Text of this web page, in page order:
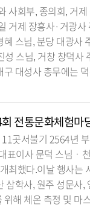
사회부, 종의회, 거
거제 장흥사·거광
혜 스님, 분당 대광사
성 스님, 거창 창덕사
구 대성사 총무에는
전통문화체험마
곳서불기 2564년
표이사 문덕 스님ㆍ
최했다.이날 행사
삼학사, 원주 성문사
위해 체온 측정 및 마